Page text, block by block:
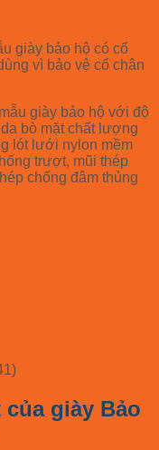
giày bảo hộ có cổ
vì bảo vệ cổ chân
giày bảo hộ với độ
bò mặt chất lượng
lót lưới nylon mềm
trượt, mũi thép
chống đâm thủng
giày Bảo